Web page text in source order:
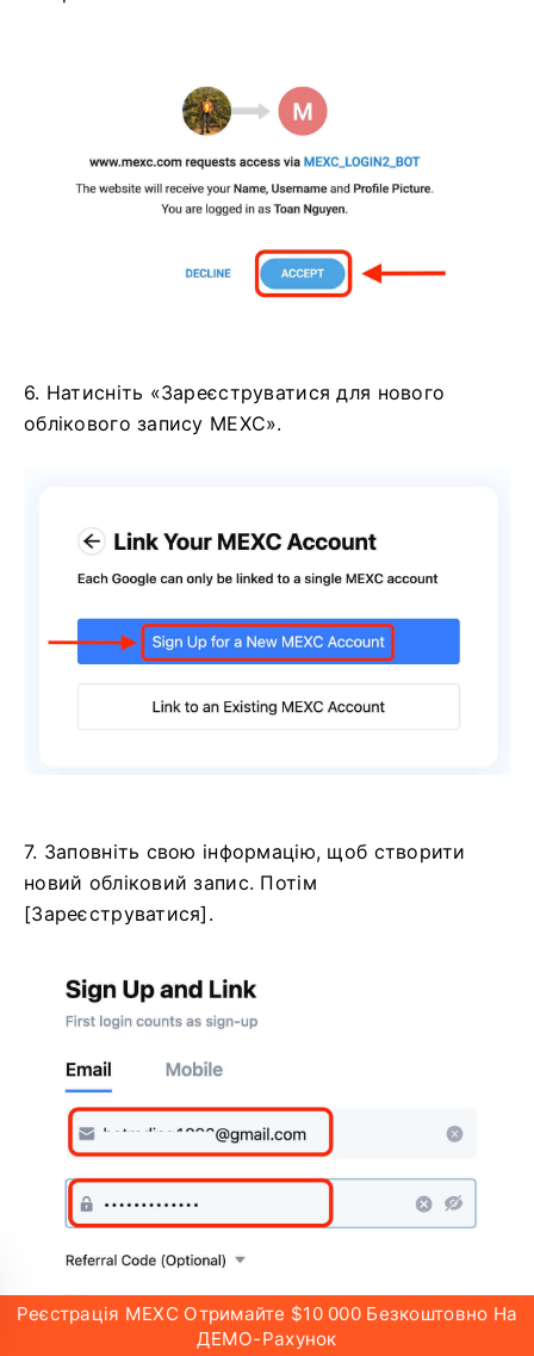
6. Натисніть «Зареєструватися для нового
облікового запису MEXC».
7. Заповніть свою інформацію, щоб створити
новий обліковий запис. Потім
[Зареєструватися].
Реєстрація MEXC Отримайте $10 000 Безкоштовно На
ДЕМО-Рахунок